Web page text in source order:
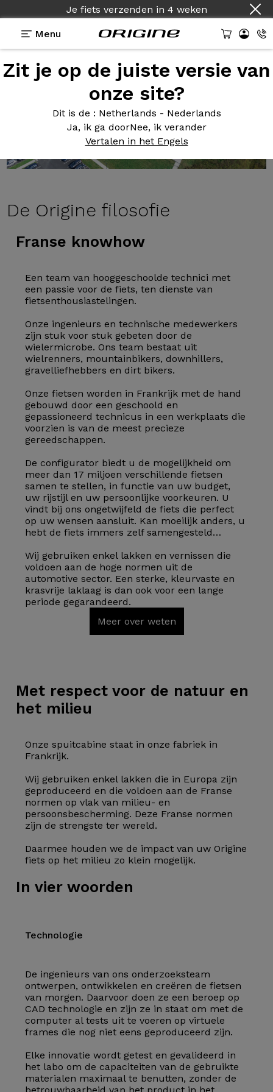
Je fiets verzenden in 4 weken
Menu
Zit je op de juiste versie van
onze site?
Dit is de : Netherlands - Nederlands
Ja, ik ga doorNee, ik verander
Vertalen in het Engels
De Origine filosofie
Franse knowhow
Een team van hooggeschoolde technici met
een passie voor de fiets, ten dienste van
fietsenthousiastelingen.
Onze ingenieurs en technische medewerkers
zijn stuk voor stuk gebeten door de
wielermicrobe. Ons team bestaat uit
wielrenners, mountainbikers, downhillers,
gravelliefhebbers en dirt bikers.
Onze fietsen worden in Frankrijk met de hand
gebouwd door een geschoold en
gepassioneerd technicus in een werkplaats die
voorzien is van de meest precieze
gereedschappen.
De configurator biedt u de mogelijkheid om
meer dan 17 miljoen verschillende fietsen
samen te stellen, in functie van uw budget,
uw rijstijl en uw persoonlijke voorkeuren. U
vindt bij ons ongetwijfeld de fiets die perfect
op uw wensen aansluit. Kan moeilijk anders, u
hebt de fiets immers zelf samengesteld…
Wij gebruiken enkel lakken en vernissen die
voldoen aan de hoge normen uit de
automotive sector. Een sterke, kleurvaste en
krasvrije laklaag is dan ook voor een lange
periode gegarandeerd.
Meer over weten
Met respect voor de natuur en
het milieu
Onze spuitcabine staat in onze fabriek in
Frankrijk.
Wij gebruiken enkel lakken die in Europa zijn
geproduceerd en die voldoen aan de Franse
normen op vlak van milieu- en
persoonsbescherming. Deze Franse normen
zijn de strengste ter wereld.
Daarmee houden we de impact van uw Origine
fiets op het milieu zo klein mogelijk.
In vier woorden
Technologie
De ingenieurs van ons onderzoeksteam
ontwerpen, ontwikkelen en creëren de fietsen
van morgen. Daarvoor doen ze een beroep op
CAD technologie en zijn ze in staat om met de
computer al tests uit te voeren op virtuele
frames die nog niet eens geproduceerd zijn.
Elke innovatie wordt getest en gevalideerd in
het labo om de capaciteiten van de gebruikte
materialen maximaal te benutten, zonder de